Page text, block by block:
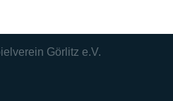
Görlitz e.V.